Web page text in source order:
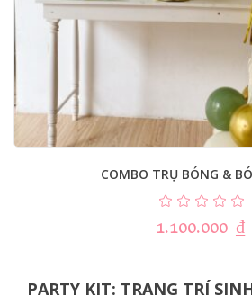
COMBO TRỤ BÓNG &
1.100.000 ₫
PARTY KIT: TRANG TRÍ